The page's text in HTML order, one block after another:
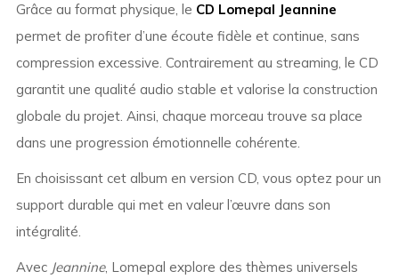
Grâce au format physique, le CD Lomepal Jeannine
permet de profiter d’une écoute fidèle et continue, sans
compression excessive. Contrairement au streaming, le CD
garantit une qualité audio stable et valorise la construction
globale du projet. Ainsi, chaque morceau trouve sa place
dans une progression émotionnelle cohérente.
En choisissant cet album en version CD, vous optez pour un
support durable qui met en valeur l’œuvre dans son
intégralité.
Avec Jeannine, Lomepal explore des thèmes universels